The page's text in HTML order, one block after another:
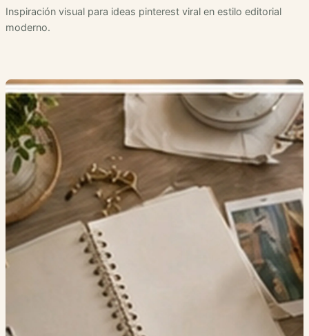
Inspiración visual para ideas pinterest viral en estilo editorial
moderno.